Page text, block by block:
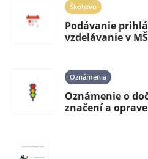
Školstvo
Podávanie
vzdelávanie v MŠ
Oznámenia
Oznámenie o
značení a